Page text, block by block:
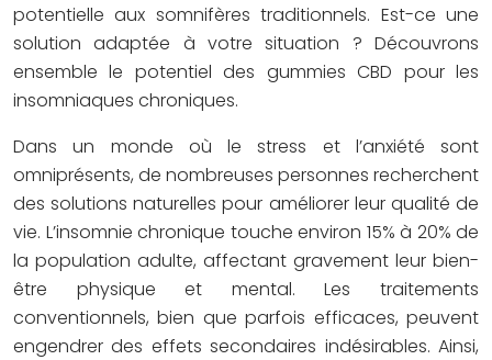
potentielle aux somnifères traditionnels. Est-ce une
solution adaptée à votre situation ? Découvrons
ensemble le potentiel des gummies CBD pour les
insomniaques chroniques.
Dans un monde où le stress et l’anxiété sont
omniprésents, de nombreuses personnes recherchent
des solutions naturelles pour améliorer leur qualité de
vie. L’insomnie chronique touche environ 15% à 20% de
la population adulte, affectant gravement leur bien-
être physique et mental. Les traitements
conventionnels, bien que parfois efficaces, peuvent
engendrer des effets secondaires indésirables. Ainsi,